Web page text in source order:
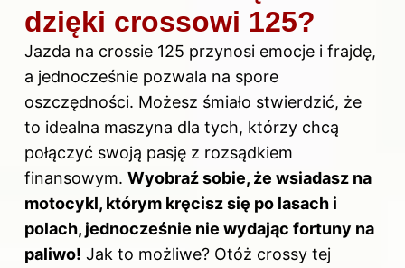
dzięki crossowi 125?
Jazda na crossie 125 przynosi emocje i frajdę,
a jednocześnie pozwala na spore
oszczędności. Możesz śmiało stwierdzić, że
to idealna maszyna dla tych, którzy chcą
połączyć swoją pasję z rozsądkiem
finansowym. Wyobraź sobie, że wsiadasz na
motocykl, którym kręcisz się po lasach i
polach, jednocześnie nie wydając fortuny na
paliwo! Jak to możliwe? Otóż crossy tej